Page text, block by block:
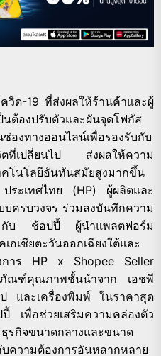
วิด-19 ที่ส่งผลให้ร้านค้าและผู้
นต้องปรับตัวและผันจุดโฟกัส
องทางออนไลน์เพื่อรองรับกับ
ตที่เปลี่ยนไป ส่งผลให้ความ
คโนโลยีอันทันสมัยสูงมากขึ้น
ะเทศไทย (HP) ผู้ผลิตและ
ครบวงจร ร่วมลงบันทึกความ
บ ช้อปปี้ ผู้นำแพลตฟอร์ม
อเชียตะวันออกเฉียงใต้และ
การ HP x Shopee Seller
ณฑ์คุณภาพชั้นนำจาก เอชพี
และเครื่องพิมพ์ ในราคาสุด
เพื่อช่วยเสริมความคล่องตัว
รกิจขนาดกลางและขนาด
ความต้องการอันหลากหลาย